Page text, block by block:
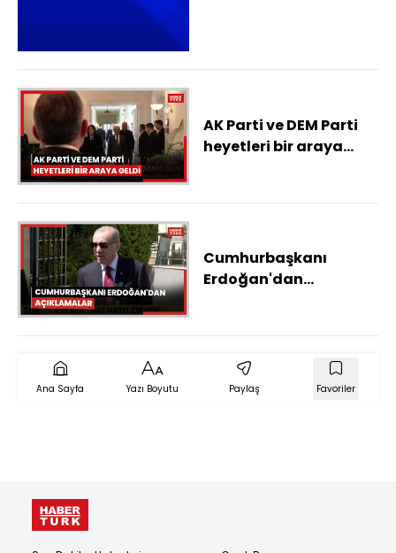
AK Parti ve DEM Parti
heyetleri bir araya
Cumhurbaşkanı
Erdoğan'dan
Ana Sayfa Yazı Boyutu Paylaş Favoriler